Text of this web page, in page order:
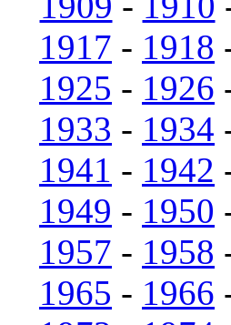
1917 - 1918
1925 - 1926
1933 - 1934
1941 - 1942
1949 - 1950
1957 - 1958
1965 - 1966